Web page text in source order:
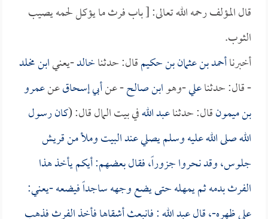
قال المؤلف رحمه الله تعالى: [ باب فرث ما يؤكل لحمه يصيب
الثوب.
أخبرناأحمد بن عثمان بن حكيمقال: حدثناخالد-يعنيابن مخلد
- قال: حدثناعلي-وهوابن صالح- عنأبي إسحاقعنعمرو
بن ميمونقال: حدثناعبد اللهفي بيت المال قال: (كان رسول
الله صلى الله عليه وسلم يصلي عند البيت وملأ من قريش
جلوس، وقد نحروا جزوراً، فقال بعضهم: أيكم يأخذ هذا
الفرث بدمه ثم يمهله حتى يضع وجهه ساجداً فيضعه -يعني: